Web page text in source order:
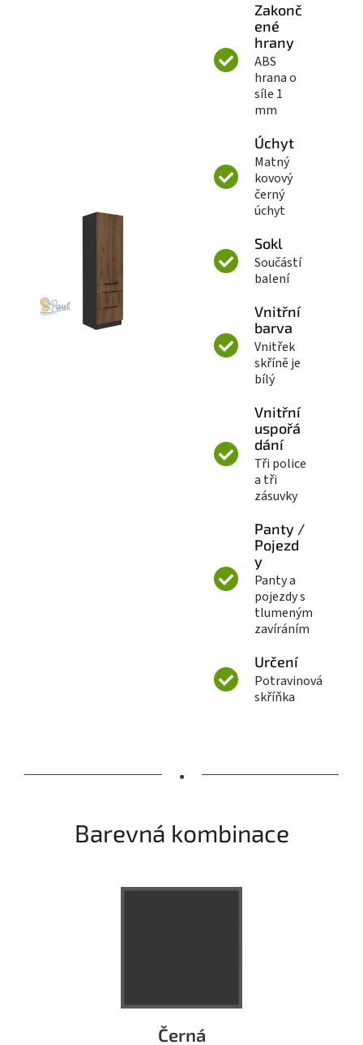
Zakonč
ené
hrany
ABS
hrana o
síle 1
mm
Úchyt
Matný
kovový
černý
úchyt
Sokl
Součástí
balení
Vnitřní
barva
Vnitřek
skříně je
bílý
Vnitřní
uspořá
dání
Tři police
a tři
zásuvky
Panty /
Pojezd
y
Panty a
pojezdy s
tlumeným
zavíráním
Určení
Potravinová
skříňka
•
Barevná kombinace
Černá